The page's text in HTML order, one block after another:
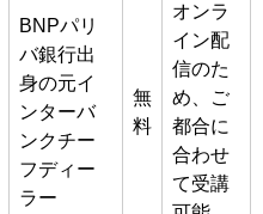
BNPパリ
バ銀行出
身の元イ
ンターバ
ンクチー
フディー
ラー
無
料
オンラ
イン配
信のた
め、ご
都合に
合わせ
て受講